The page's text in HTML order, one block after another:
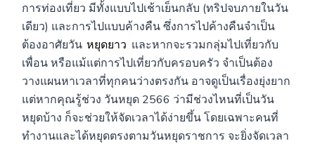
การท่องเที่ยว มีทั้งแบบไปเช้าเย็นกลับ (ทริปจบภายในวัน
เดียว) และการไปแบบค้างคืน ซึ่งการไปค้างคืนจำเป็น
ต้องอาศัยวัน หยุดยาว และหากจะรวมกลุ่มไปเที่ยวกับ
เพื่อน หรือแม้แต่การไปเที่ยวกับครอบครัว จำเป็นต้อง
วางแผนหาเวลาที่ทุกคนว่างตรงกัน อาจดูเป็นเรื่องยุ่งยาก
แต่หากคุณรู้ช่วง วันหยุด 2566 ว่ามีช่วงไหนที่เป็นวัน
หยุดบ้าง ก็จะช่วยให้จัดเวลาได้ง่ายขึ้น โดยเฉพาะคนที่
ทำงานและได้หยุดตรงตามวันหยุดราชการ จะยิ่งจัดเวลา